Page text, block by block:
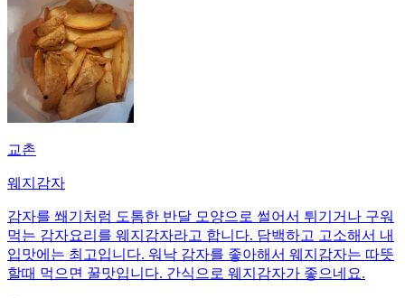
교촌
웨지감자
감자를 쐐기처럼 도톰한 반달 모양으로 썰어서 튀기거나 구워
먹는 감자요리를 웨지감자라고 합니다. 담백하고 고소해서 내
입맛에는 최고입니다. 워낙 감자를 좋아해서 웨지감자는 따뜻
할때 먹으면 꿀맛입니다. 간식으로 웨지감자가 좋으네요.